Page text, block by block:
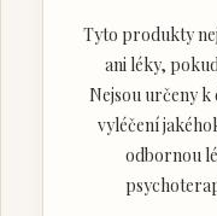
Tyto produkty
ani léky,
Nejsou určeny k
vyléčení
odbornou